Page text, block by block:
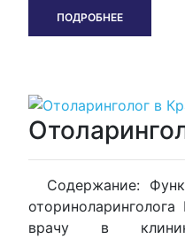
ПОДРОБНЕЕ
Содержание:
врачу в